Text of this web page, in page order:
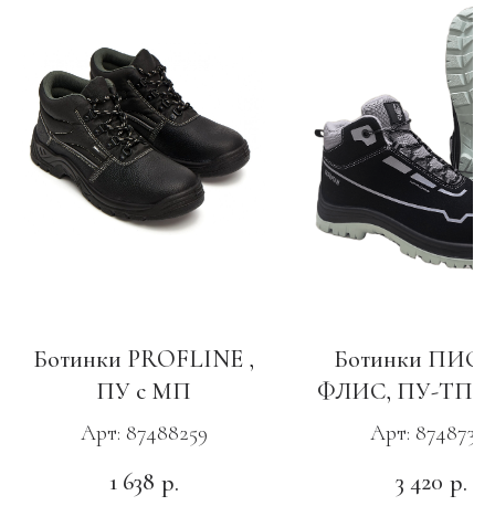
Ботинки PROFLINE ,
ПУ с МП
Арт: 87488259
1 638 р.
Ботинки
ФЛИС, ПУ-ТПУ
Арт: 87487351
3 420 р.